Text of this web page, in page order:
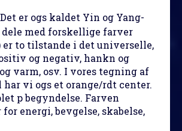
er ogs kaldet Yin og Yang-
dele med forskellige farver
er to tilstande i det universelle,
og negativ, hankn og
varm, osv. I vores tegning af
har vi ogs et orange/rdt center.
p begyndelse. Farven
energi, bevgelse, skabelse,